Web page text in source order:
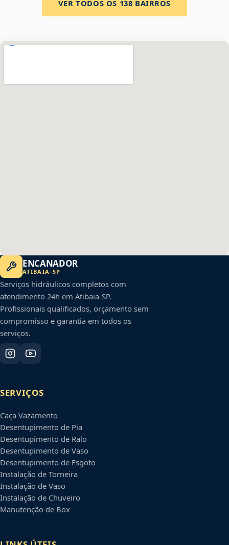
VER TODOS OS 138 BAIRROS
ENCANADOR
ATIBAIA-SP
Serviços hidráulicos completos com
atendimento 24h em Atibaia-SP.
Profissionais qualificados, orçamento sem
compromisso e garantia em todos os
serviços.
SERVIÇOS
Caça Vazamento
Desentupimento de Pia
Desentupimento de Ralo
Desentupimento de Vaso
Desentupimento de Esgoto
Instalação de Torneira
Instalação de Vaso
Instalação de Chuveiro
Manutenção de Box